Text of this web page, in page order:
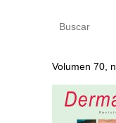
Volumen 70,